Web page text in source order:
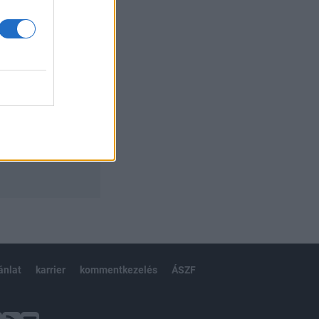
karrier kommentkezelés ÁSZF